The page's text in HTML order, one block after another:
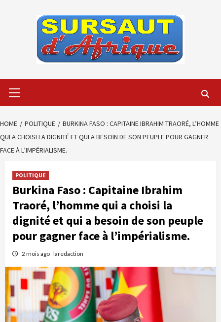
Menu
HOME POLITIQUE
BURKINA FASO : CAPITAINE IBRAHIM TRAORÉ, L’HOMME
QUI A CHOISI LA DIGNITÉ ET QUI A BESOIN DE SON PEUPLE POUR GAGNER
FACE À L’IMPÉRIALISME.
POLITIQUE
Burkina Faso : Capitaine Ibrahim
Traoré, l’homme qui a choisi la
dignité et qui a besoin de son peuple
pour gagner face à l’impérialisme.
2 mois ago laredaction